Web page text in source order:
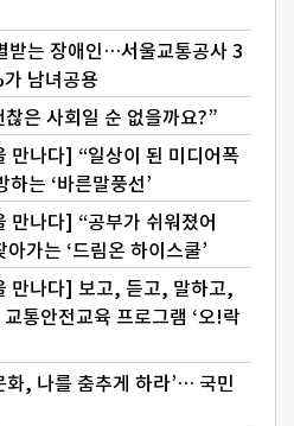
받는 장애인…서울교통공사 3
남녀공용
은 사회일 순 없을까요?”
만나다] “일상이 된 미디어폭
는 ‘바른말풍선’
만나다] “공부가 쉬워졌어
가는 ‘드림온 하이스쿨’
만나다] 보고, 듣고, 말하고,
통안전교육 프로그램 ‘오!락
화, 나를 춤추게 하라’… 국민